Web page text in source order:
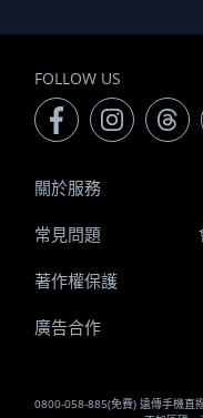
FOLLOW US
0800-058-885(免費) 遠傳手機直
關於服務
常見問題
著作權保護
廣告合作